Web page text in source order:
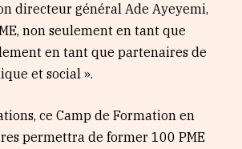
directeur général Ade Ayeyemi,
non seulement en tant que
en tant que partenaires de
et social ».
ce Camp de Formation en
permettra de former 100 PME